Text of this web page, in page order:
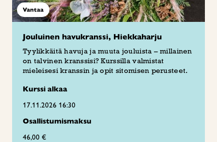
Vantaa
Jouluinen havukranssi, Hiekkaharju
Tyylikkäitä havuja ja muuta jouluista – millainen
on talvinen kranssisi? Kurssilla valmistat
mieleisesi kranssin ja opit sitomisen perusteet.
Kurssi alkaa
17.11.2026 16:30
Osallistumismaksu
46,00 €